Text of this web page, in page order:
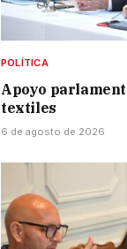
POLÍTICA
Apoyo
textiles
6 de agosto de 2026